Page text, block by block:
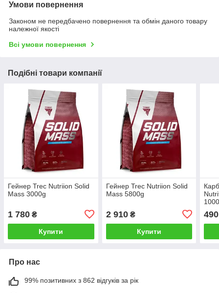
Умови повернення
Законом не передбачено повернення та обмін даного товару
належної якості
Всі умови повернення
Подібні товари компанії
Гейнер Trec Nutriion Solid
Mass 3000g
1 780 ₴
Купити
Гейнер Trec Nutriion Solid
Mass 5800g
2 910₴
Купити
490
Про нас
99% позитивних з 862 відгуків за рік